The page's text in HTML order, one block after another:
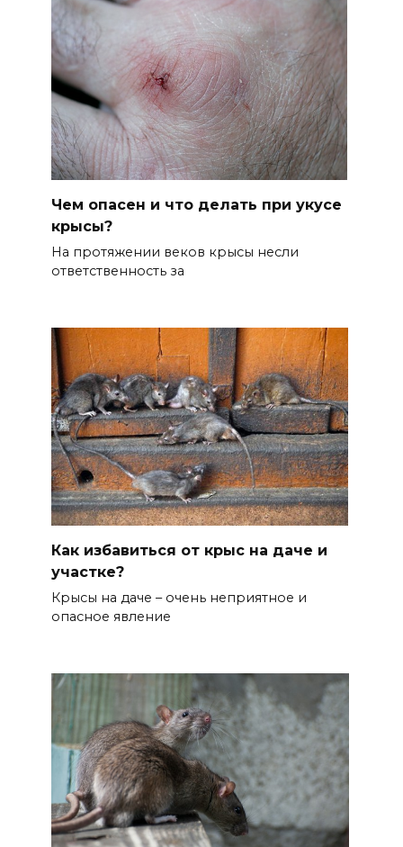
Чем опасен и что делать при укусе
крысы?
На протяжении веков крысы несли
ответственность за
Как избавиться от крыс на даче и
участке?
Крысы на даче – очень неприятное и
опасное явление